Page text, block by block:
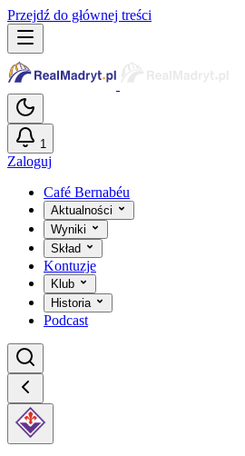
Przejdź do głównej treści
1
Zaloguj
Café Bernabéu
Aktualności
Wyniki
Skład
Kontuzje
Klub
Historia
Podcast